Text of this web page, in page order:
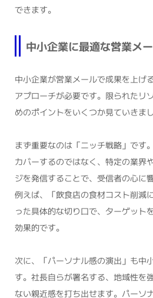
できます。
中小企業に最適な営業メ
中小企業が営業メールで成果を上げ
アプローチが必要です。限られたリ
めのポイントをいくつか見ていきま
まず重要なのは「ニッチ戦略」です
カバーするのではなく、特定の業界
ジを発信することで、受信者の心に
例えば、「飲食店の食材コスト削減
った具体的な切り口で、ターゲット
効果的です。
次に、「パーソナル感の演出」も中
す。社長自らが署名する、地域性を
ない親近感を打ち出せます。パーソ